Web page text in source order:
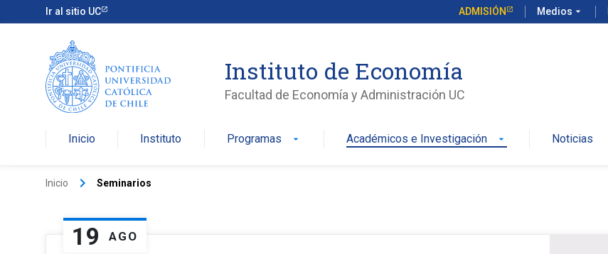
Ir al sitio UC ADMISIÓN Medios arrow_drop_down
Instituto de Economía
Facultad de Economía y Administración UC
Inicio Instituto Programas arrow_drop_down Académicos e Investigación arrow_drop_down Noticias
Inicio keyboard_arrow_right Seminarios
19 AGO